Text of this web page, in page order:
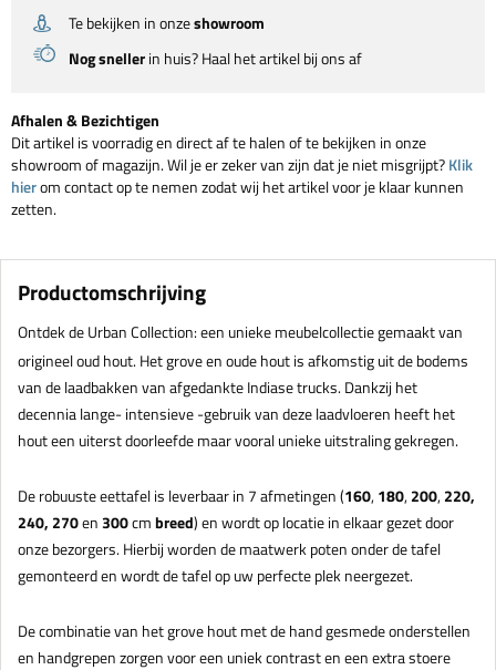
Te bekijken in onzeshowroom
Nog snellerin huis? Haal het artikel bij ons af
Afhalen & Bezichtigen
Dit artikel is voorradig en direct af te halen of te bekijken in onze
showroom of magazijn. Wil je er zeker van zijn dat je niet misgrijpt?Klik
hierom contact op te nemen zodat wij het artikel voor je klaar kunnen
zetten.
Productomschrijving
Ontdek de Urban Collection: een unieke meubelcollectie gemaakt van
origineel oud hout. Het grove en oude hout is afkomstig uit de bodems
van de laadbakken van afgedankte Indiase trucks. Dankzij het
decennia lange- intensieve -gebruik van deze laadvloeren heeft het
hout een uiterst doorleefde maar vooral unieke uitstraling gekregen.
De robuuste eettafel is leverbaar in 7 afmetingen (160,180,200,220,
240, 270en300cmbreed) en wordt op locatie in elkaar gezet door
onze bezorgers. Hierbij worden de maatwerk poten onder de tafel
gemonteerd en wordt de tafel op uw perfecte plek neergezet.
De combinatie van het grove hout met de hand gesmede onderstellen
en handgrepen zorgen voor een uniek contrast en een extra stoere